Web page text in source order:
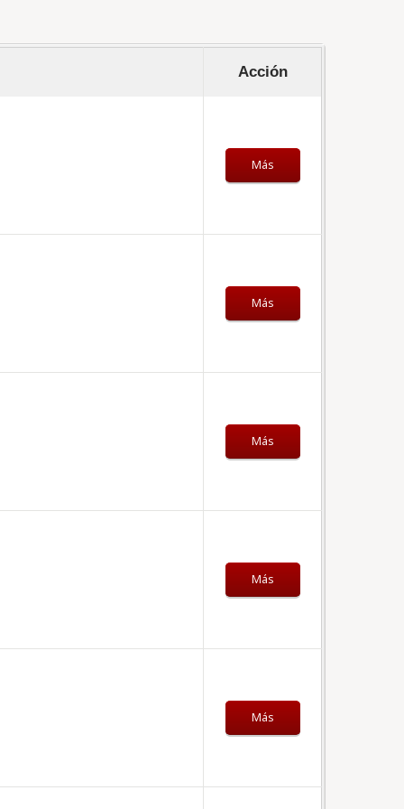
Acción
Más
Más
Más
Más
Más